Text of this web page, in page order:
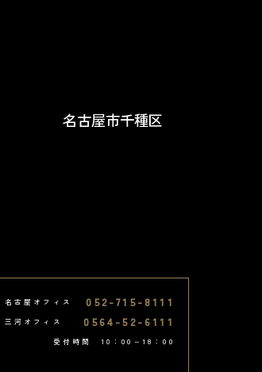
名古屋市千種区
名古屋オフィス 052-715-8111
三河オフィス 0564-52-6111
受付時間 10：00～18：00